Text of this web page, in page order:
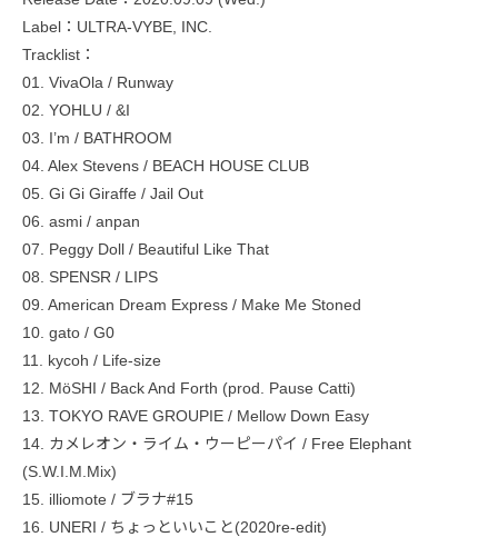
Label：ULTRA-VYBE, INC.
Tracklist：
01. VivaOla / Runway
02. YOHLU / &I
03. I’m / BATHROOM
04. Alex Stevens / BEACH HOUSE CLUB
05. Gi Gi Giraffe / Jail Out
06. asmi / anpan
07. Peggy Doll / Beautiful Like That
08. SPENSR / LIPS
09. American Dream Express / Make Me Stoned
10. gato / G0
11. kycoh / Life-size
12. MöSHI / Back And Forth (prod. Pause Catti)
13. TOKYO RAVE GROUPIE / Mellow Down Easy
14. カメレオン・ライム・ウーピーパイ / Free Elephant
(S.W.I.M.Mix)
15. illiomote / ブラナ#15
16. UNERI / ちょっといいこと(2020re-edit)